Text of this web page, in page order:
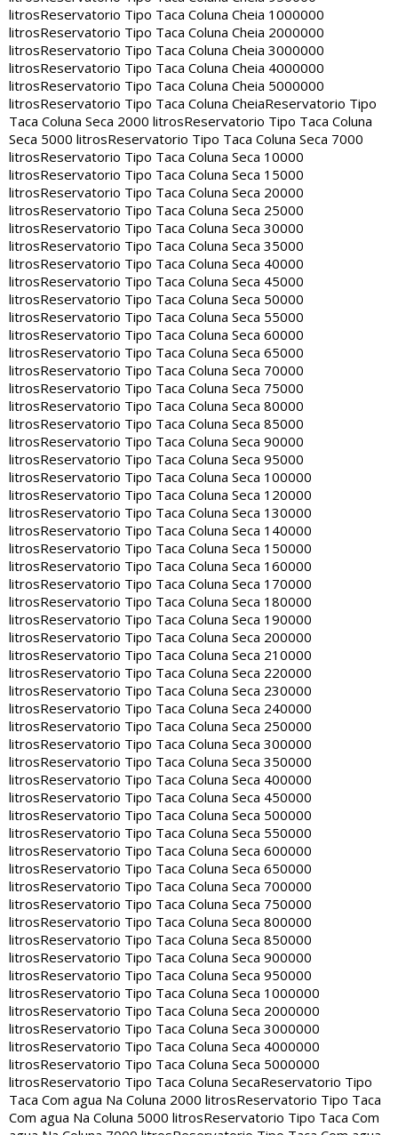
litrosReservatorio Tipo Taca Coluna Cheia 1000000
litrosReservatorio Tipo Taca Coluna Cheia 2000000
litrosReservatorio Tipo Taca Coluna Cheia 3000000
litrosReservatorio Tipo Taca Coluna Cheia 4000000
litrosReservatorio Tipo Taca Coluna Cheia 5000000
litrosReservatorio Tipo Taca Coluna CheiaReservatorio Tipo
Taca Coluna Seca 2000 litrosReservatorio Tipo Taca Coluna
Seca 5000 litrosReservatorio Tipo Taca Coluna Seca 7000
litrosReservatorio Tipo Taca Coluna Seca 10000
litrosReservatorio Tipo Taca Coluna Seca 15000
litrosReservatorio Tipo Taca Coluna Seca 20000
litrosReservatorio Tipo Taca Coluna Seca 25000
litrosReservatorio Tipo Taca Coluna Seca 30000
litrosReservatorio Tipo Taca Coluna Seca 35000
litrosReservatorio Tipo Taca Coluna Seca 40000
litrosReservatorio Tipo Taca Coluna Seca 45000
litrosReservatorio Tipo Taca Coluna Seca 50000
litrosReservatorio Tipo Taca Coluna Seca 55000
litrosReservatorio Tipo Taca Coluna Seca 60000
litrosReservatorio Tipo Taca Coluna Seca 65000
litrosReservatorio Tipo Taca Coluna Seca 70000
litrosReservatorio Tipo Taca Coluna Seca 75000
litrosReservatorio Tipo Taca Coluna Seca 80000
litrosReservatorio Tipo Taca Coluna Seca 85000
litrosReservatorio Tipo Taca Coluna Seca 90000
litrosReservatorio Tipo Taca Coluna Seca 95000
litrosReservatorio Tipo Taca Coluna Seca 100000
litrosReservatorio Tipo Taca Coluna Seca 120000
litrosReservatorio Tipo Taca Coluna Seca 130000
litrosReservatorio Tipo Taca Coluna Seca 140000
litrosReservatorio Tipo Taca Coluna Seca 150000
litrosReservatorio Tipo Taca Coluna Seca 160000
litrosReservatorio Tipo Taca Coluna Seca 170000
litrosReservatorio Tipo Taca Coluna Seca 180000
litrosReservatorio Tipo Taca Coluna Seca 190000
litrosReservatorio Tipo Taca Coluna Seca 200000
litrosReservatorio Tipo Taca Coluna Seca 210000
litrosReservatorio Tipo Taca Coluna Seca 220000
litrosReservatorio Tipo Taca Coluna Seca 230000
litrosReservatorio Tipo Taca Coluna Seca 240000
litrosReservatorio Tipo Taca Coluna Seca 250000
litrosReservatorio Tipo Taca Coluna Seca 300000
litrosReservatorio Tipo Taca Coluna Seca 350000
litrosReservatorio Tipo Taca Coluna Seca 400000
litrosReservatorio Tipo Taca Coluna Seca 450000
litrosReservatorio Tipo Taca Coluna Seca 500000
litrosReservatorio Tipo Taca Coluna Seca 550000
litrosReservatorio Tipo Taca Coluna Seca 600000
litrosReservatorio Tipo Taca Coluna Seca 650000
litrosReservatorio Tipo Taca Coluna Seca 700000
litrosReservatorio Tipo Taca Coluna Seca 750000
litrosReservatorio Tipo Taca Coluna Seca 800000
litrosReservatorio Tipo Taca Coluna Seca 850000
litrosReservatorio Tipo Taca Coluna Seca 900000
litrosReservatorio Tipo Taca Coluna Seca 950000
litrosReservatorio Tipo Taca Coluna Seca 1000000
litrosReservatorio Tipo Taca Coluna Seca 2000000
litrosReservatorio Tipo Taca Coluna Seca 3000000
litrosReservatorio Tipo Taca Coluna Seca 4000000
litrosReservatorio Tipo Taca Coluna Seca 5000000
litrosReservatorio Tipo Taca Coluna SecaReservatorio Tipo
Taca Com agua Na Coluna 2000 litrosReservatorio Tipo Taca
Com agua Na Coluna 5000 litrosReservatorio Tipo Taca Com